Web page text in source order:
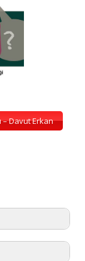
– Davut Erkan